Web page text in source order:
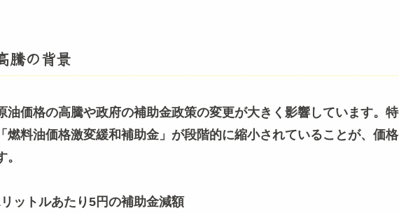
騰の背景
油価格の高騰や政府の補助金政策の変更が大きく影響しています。特
燃料油価格激変緩和補助金」が段階的に縮小されていることが、価格
ットルあたり5円の補助金減額